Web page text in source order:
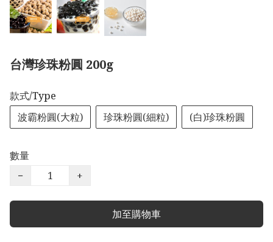
台灣珍珠粉圓 200g
款式/Type
波霸粉圓(大粒)
珍珠粉圓(細粒) (白)珍珠粉圓
數量
−
+
加至購物車